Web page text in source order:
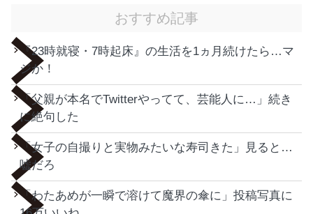
おすすめ記事
『23時就寝・7時起床』の生活を1ヵ月続けたら…マ
ジか！
「父親が本名でTwitterやってて、芸能人に…」続き
に絶句した
「女子の自撮りと実物みたいな寿司きた」見ると…
嘘だろ
「わたあめが一瞬で溶けて魔界の傘に」投稿写真に